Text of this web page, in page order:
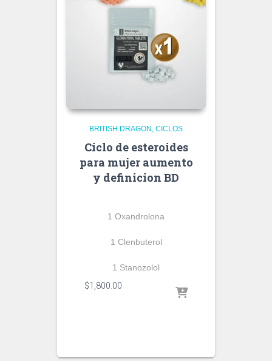
BRITISH DRAGON CICLOS
Ciclo de esteroides
para mujer aumento
y definicion BD
1 Oxandrolona
1 Clenbuterol
1 Stanozolol
$1,800.00